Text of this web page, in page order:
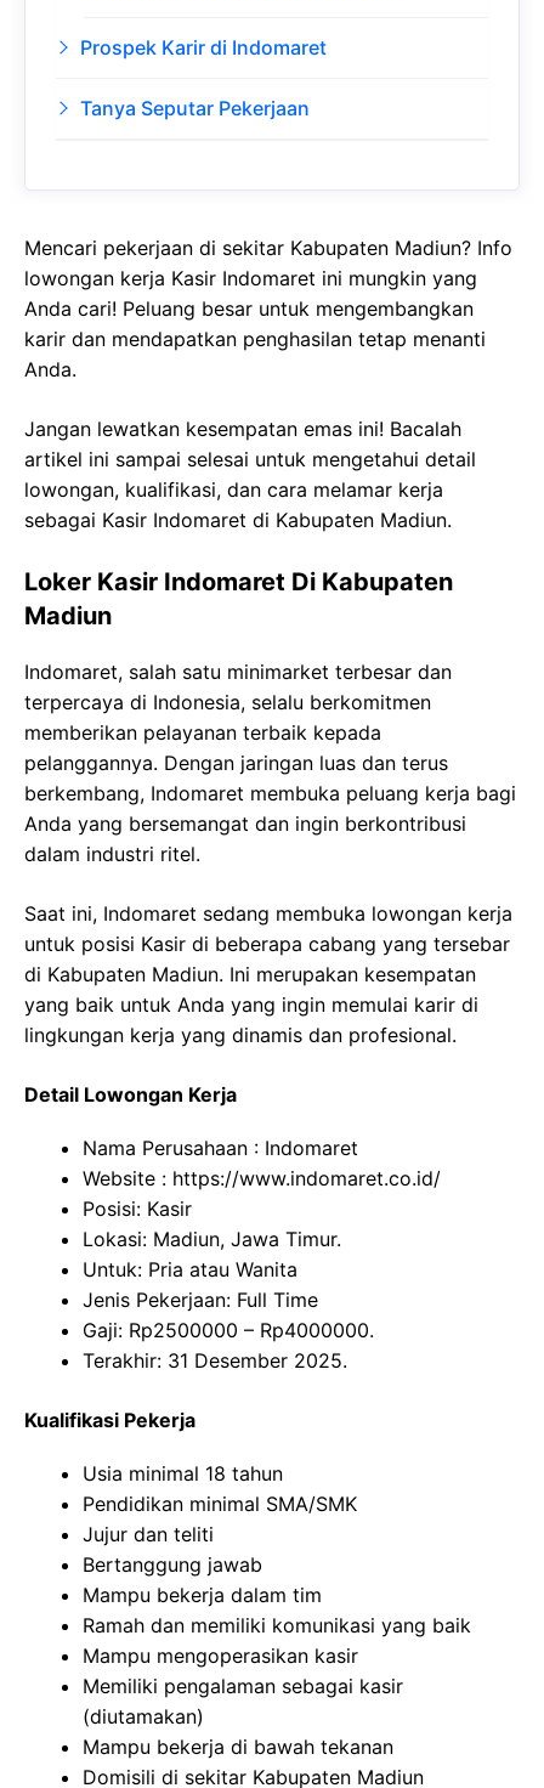
Prospek Karir di Indomaret
Tanya Seputar Pekerjaan
Mencari pekerjaan di sekitar Kabupaten Madiun? Info
lowongan kerja Kasir Indomaret ini mungkin yang
Anda cari! Peluang besar untuk mengembangkan
karir dan mendapatkan penghasilan tetap menanti
Anda.
Jangan lewatkan kesempatan emas ini! Bacalah
artikel ini sampai selesai untuk mengetahui detail
lowongan, kualifikasi, dan cara melamar kerja
sebagai Kasir Indomaret di Kabupaten Madiun.
Loker Kasir Indomaret Di Kabupaten
Madiun
Indomaret, salah satu minimarket terbesar dan
terpercaya di Indonesia, selalu berkomitmen
memberikan pelayanan terbaik kepada
pelanggannya. Dengan jaringan luas dan terus
berkembang, Indomaret membuka peluang kerja bagi
Anda yang bersemangat dan ingin berkontribusi
dalam industri ritel.
Saat ini, Indomaret sedang membuka lowongan kerja
untuk posisi Kasir di beberapa cabang yang tersebar
di Kabupaten Madiun. Ini merupakan kesempatan
yang baik untuk Anda yang ingin memulai karir di
lingkungan kerja yang dinamis dan profesional.
Detail Lowongan Kerja
Nama Perusahaan : Indomaret
Website : https://www.indomaret.co.id/
Posisi: Kasir
Lokasi: Madiun, Jawa Timur.
Untuk: Pria atau Wanita
Jenis Pekerjaan: Full Time
Gaji: Rp2500000 – Rp4000000.
Terakhir: 31 Desember 2025.
Kualifikasi Pekerja
Usia minimal 18 tahun
Pendidikan minimal SMA/SMK
Jujur dan teliti
Bertanggung jawab
Mampu bekerja dalam tim
Ramah dan memiliki komunikasi yang baik
Mampu mengoperasikan kasir
Memiliki pengalaman sebagai kasir
(diutamakan)
Mampu bekerja di bawah tekanan
Domisili di sekitar Kabupaten Madiun